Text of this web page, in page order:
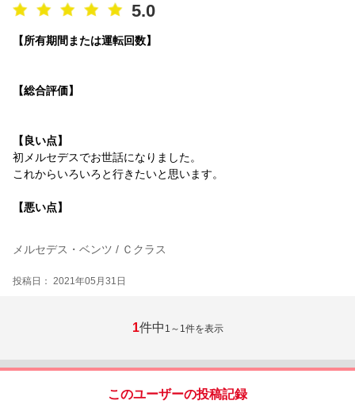
5.0
【所有期間または運転回数】
【総合評価】
【良い点】
初メルセデスでお世話になりました。
これからいろいろと行きたいと思います。
【悪い点】
メルセデス・ベンツ / Ｃクラス
投稿日： 2021年05月31日
1件中 1～1件を表示
このユーザーの投稿記録